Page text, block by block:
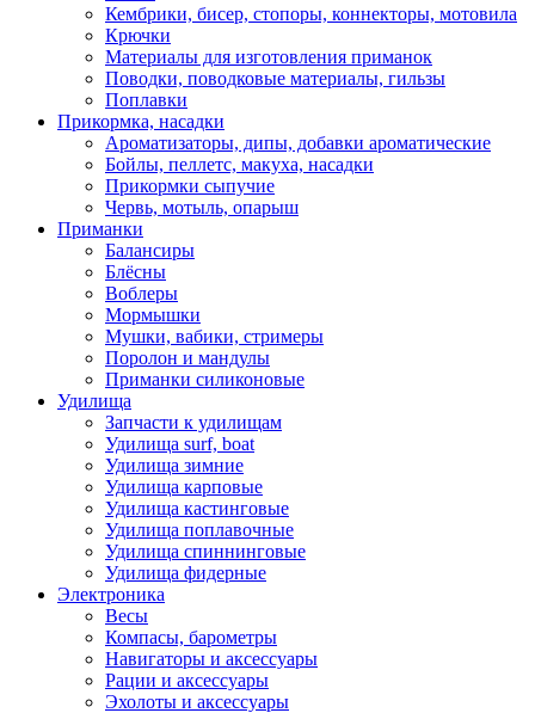
Кембрики, бисер, стопоры, коннекторы, мотовила
Крючки
Материалы для изготовления приманок
Поводки, поводковые материалы, гильзы
Поплавки
Прикормка, насадки
Ароматизаторы, дипы, добавки ароматические
Бойлы, пеллетс, макуха, насадки
Прикормки сыпучие
Червь, мотыль, опарыш
Приманки
Балансиры
Блёсны
Воблеры
Мормышки
Мушки, вабики, стримеры
Поролон и мандулы
Приманки силиконовые
Удилища
Запчасти к удилищам
Удилища surf, boat
Удилища зимние
Удилища карповые
Удилища кастинговые
Удилища поплавочные
Удилища спиннинговые
Удилища фидерные
Электроника
Весы
Компасы, барометры
Навигаторы и аксессуары
Рации и аксессуары
Эхолоты и аксессуары